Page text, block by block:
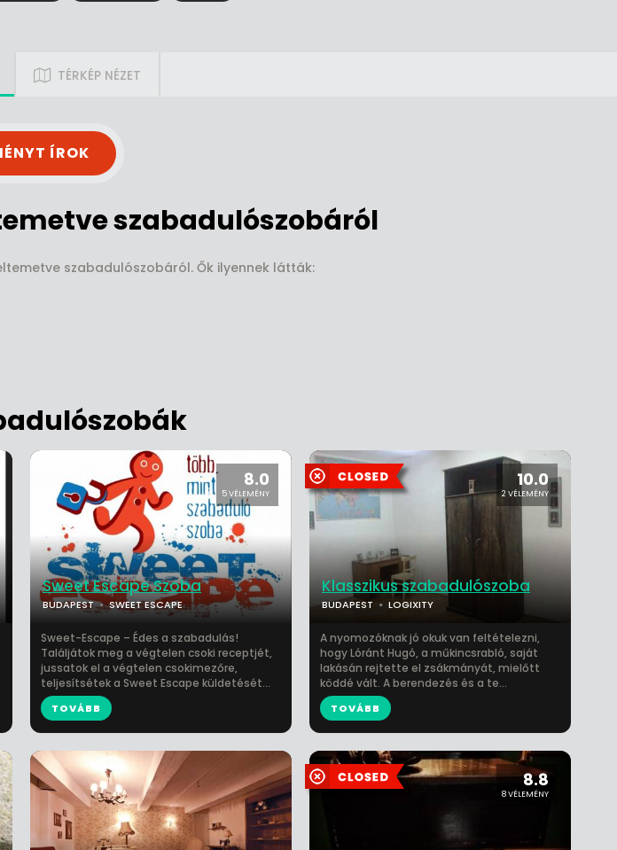
TÉRKÉP NÉZET
ÍROK
szabadulószobáról
szabadulószobáról. Ők ilyennek látták:
8.0
5 VÉLEMÉNY
Sweet Escape Szoba
BUDAPEST SWEET ESCAPE
Sweet-Escape – Édes a szabadulás!
Találjátok meg a végtelen csoki receptjét,
jussatok el a végtelen csokimezőre,
teljesítsétek a Sweet Escape küldetését...
TOVÁBB
10.0
2 VÉLEMÉNY
Klasszikus szabadulószoba
BUDAPEST LOGIXITY
A nyomozóknak jó okuk van feltételezni,
hogy Lóránt Hugó, a műkincsrabló, saját
lakásán rejtette el zsákmányát, mielőtt
köddé vált. A berendezés és a te...
TOVÁBB
8.8
8 VÉLEMÉNY